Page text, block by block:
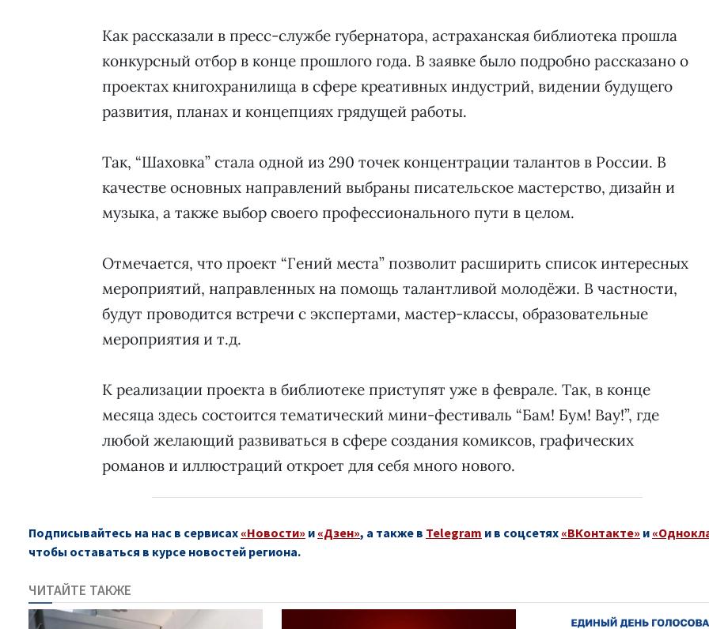
Как рассказали в пресс-службе губернатора, астраханская библиотека прошла
конкурсный отбор в конце прошлого года. В заявке было подробно рассказано о
проектах книгохранилища в сфере креативных индустрий, видении будущего
развития, планах и концепциях грядущей работы.
Так, “Шаховка” стала одной из 290 точек концентрации талантов в России. В
качестве основных направлений выбраны писательское мастерство, дизайн и
музыка, а также выбор своего профессионального пути в целом.
Отмечается, что проект “Гений места” позволит расширить список интересных
мероприятий, направленных на помощь талантливой молодёжи. В частности,
будут проводится встречи с экспертами, мастер-классы, образовательные
мероприятия и т.д.
К реализации проекта в библиотеке приступят уже в феврале. Так, в конце
месяца здесь состоится тематический мини-фестиваль “Бам! Бум! Вау!”, где
любой желающий развиваться в сфере создания комиксов, графических
романов и иллюстраций откроет для себя много нового.
Подписывайтесь на нас в сервисах «Новости» и «Дзен», а также в Telegram и в соцсетях «ВКонтакте» и
чтобы оставаться в курсе новостей региона.
ЧИТАЙТЕ ТАКЖЕ